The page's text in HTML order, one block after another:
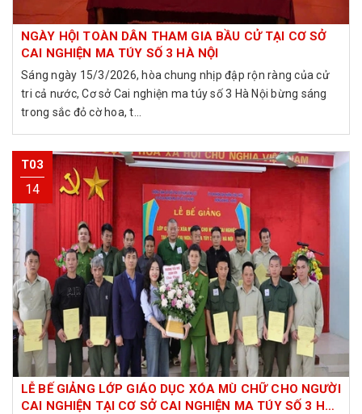
NGÀY HỘI TOÀN DÂN THAM GIA BẦU CỬ TẠI CƠ SỞ
CAI NGHIỆN MA TÚY SỐ 3 HÀ NỘI
Sáng ngày 15/3/2026, hòa chung nhịp đập rộn ràng của cử
tri cả nước, Cơ sở Cai nghiện ma túy số 3 Hà Nội bừng sáng
trong sắc đỏ cờ hoa, t...
T03
14
LỄ BẾ GIẢNG LỚP GIÁO DỤC XÓA MÙ CHỮ CHO NGƯỜI
CAI NGHIỆN TẠI CƠ SỞ CAI NGHIỆN MA TÚY SỐ 3 HÀ